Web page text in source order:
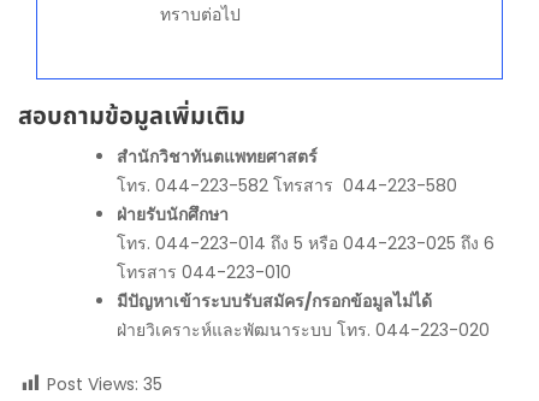
ทราบต่อไป
สอบถามข้อมูลเพิ่มเติม
สำนักวิชาทันตแพทยศาสตร์
โทร. 044-223-582 โทรสาร 044-223-580
ฝ่ายรับนักศึกษา
โทร. 044-223-014 ถึง 5 หรือ 044-223-025 ถึง 6
โทรสาร 044-223-010
มีปัญหาเข้าระบบรับสมัคร/กรอกข้อมูลไม่ได้
ฝ่ายวิเคราะห์และพัฒนาระบบ โทร. 044-223-020
Post Views: 35